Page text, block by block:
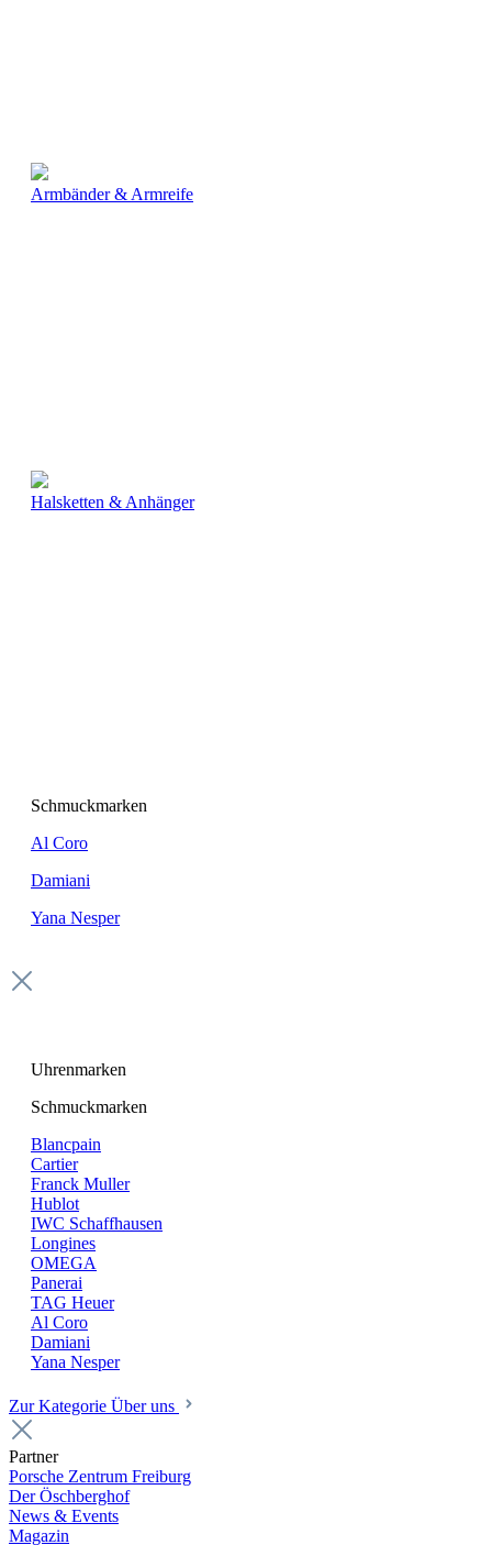
Armbänder & Armreife
Halsketten & Anhänger
Schmuckmarken
Al Coro
Damiani
Yana Nesper
Uhrenmarken
Schmuckmarken
Blancpain
Cartier
Franck Muller
Hublot
IWC Schaffhausen
Longines
OMEGA
Panerai
TAG Heuer
Al Coro
Damiani
Yana Nesper
Zur Kategorie Über uns
Partner
Porsche Zentrum Freiburg
Der Öschberghof
News & Events
Magazin